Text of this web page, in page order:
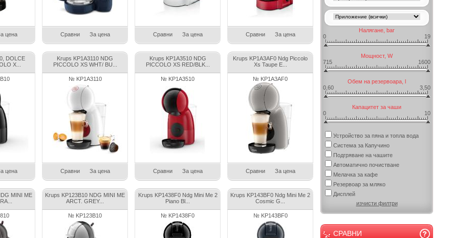
цена Сравни За цена Сравни За цена Сравни За цена
DOLCE
X...
цена
Krups KP1A3110 NDG
PICCOLO XS WHT/ BU...
№ KP1A3110
Сравни За цена
Krups KP1A3510 NDG
PICCOLO XS RED/BLK...
№ KP1A3510
Сравни За цена
Krups KP1A3AF0 Ndg Piccolo
Xs Taupe E...
№ KP1A3AF0
Сравни За цена
MINI ME
Krups KP123B10 NDG MINI ME
ARCT. GREY...
№ KP123B10
Krups KP1438F0 Ndg Mini Me 2
Piano Bl...
№ KP1438F0
Krups KP143BF0 Ndg Mini Me 2
Cosmic G...
№ KP143BF0
Налягане, bar
0
19
Мощност, W
715
1600
Обем на резервоара, l
0,60
3,50
Капацитет за чаши
0
10
Устройство за пяна и топла вода
Система за Капучино
Подгряване на чашите
Автоматично почистване
Мелачка за кафе
Резервоар за мляко
Дисплей
изчисти филтри
СРАВНИ